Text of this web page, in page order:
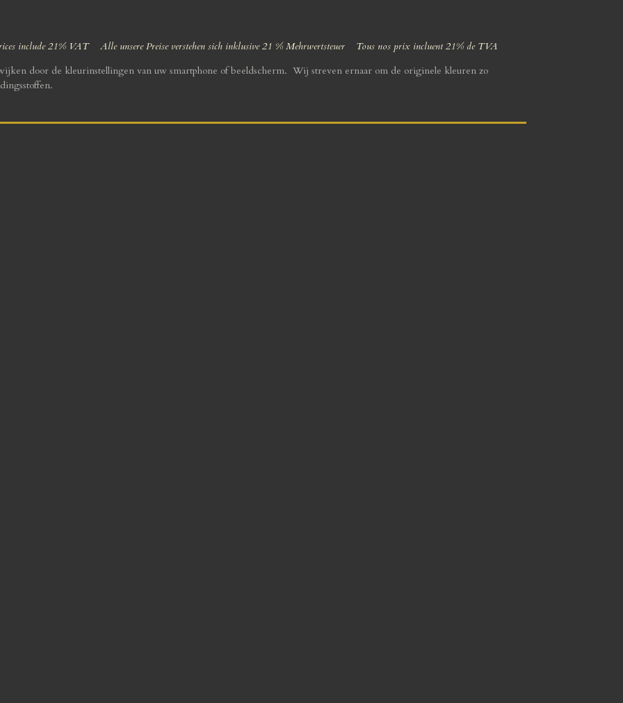
21% VAT Alle unsere Preise verstehen sich inklusive 21 % Mehrwertsteuer Tous nos prix incluent 21% de TVA
door de kleurinstellingen van uw smartphone of beeldscherm. Wij streven ernaar om de originele kleuren zo